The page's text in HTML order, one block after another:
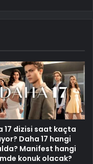
17 dizisi saat kaçta
Daha 17 hangi
Manifest hangi
konuk olacak?